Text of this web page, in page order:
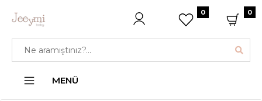
0 0
MENÜ